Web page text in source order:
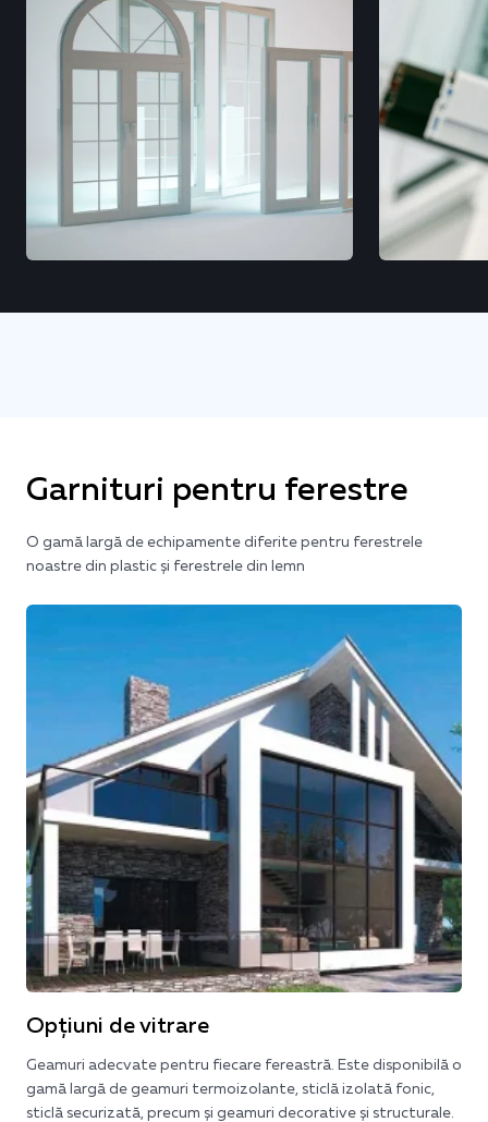
Garnituri pentru ferestre
O gamă largă de echipamente diferite pentru ferestrele
noastre din plastic și ferestrele din lemn
Opțiuni de vitrare
Geamuri adecvate pentru fiecare fereastră. Este disponibilă o
gamă largă de geamuri termoizolante, sticlă izolată fonic,
sticlă securizată, precum și geamuri decorative și structurale.